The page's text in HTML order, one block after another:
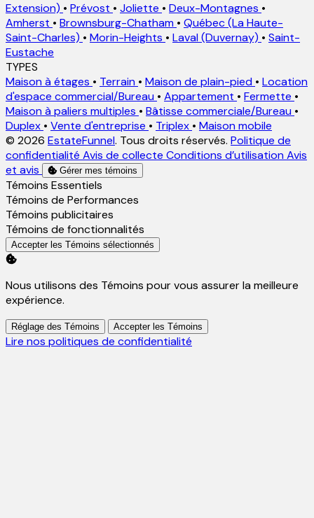
Extension) • Prévost • Joliette • Deux-Montagnes •
Amherst • Brownsburg-Chatham • Québec (La Haute-
Saint-Charles) • Morin-Heights • Laval (Duvernay) • Saint-
Eustache
TYPES
Maison à étages • Terrain • Maison de plain-pied • Location
d'espace commercial/Bureau • Appartement • Fermette •
Maison à paliers multiples • Bâtisse commerciale/Bureau •
Duplex • Vente d'entreprise • Triplex • Maison mobile
© 2026 EstateFunnel. Tous droits réservés. Politique de
confidentialité Avis de collecte Conditions d’utilisation Avis
et avis
Gérer mes témoins
Activer
Témoins Essentiels
Activer
Témoins de Performances
Activer
Témoins publicitaires
Activer
Témoins de fonctionnalités
Accepter les Témoins sélectionnés
Nous utilisons des Témoins pour vous assurer la meilleure
expérience.
Réglage des Témoins Accepter les Témoins
Lire nos politiques de confidentialité